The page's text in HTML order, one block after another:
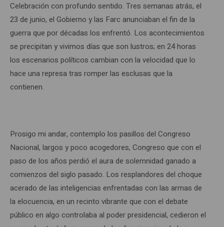
Celebración con profundo sentido. Tres semanas atrás, el
23 de junio, el Gobierno y las Farc anunciaban el fin de la
guerra que por décadas los enfrentó. Los acontecimientos
se precipitan y vivimos días que son lustros; en 24 horas
los escenarios políticos cambian con la velocidad que lo
hace una represa tras romper las esclusas que la
contienen.
Prosigo mi andar, contemplo los pasillos del Congreso
Nacional, largos y poco acogedores, Congreso que con el
paso de los años perdió el aura de solemnidad ganado a
comienzos del siglo pasado. Los resplandores del choque
acerado de las inteligencias enfrentadas con las armas de
la elocuencia, en un recinto vibrante que con el debate
público en algo controlaba al poder presidencial, cedieron el